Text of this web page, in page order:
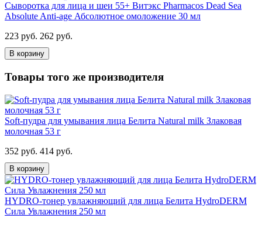
Сыворотка для лица и шеи 55+ Витэкс Pharmacos Dead Sea
Absolute Anti-age Абсолютное омоложение 30 мл
223 руб. 262 руб.
В корзину
Товары того же производителя
Soft-пудра для умывания лица Белита Natural milk Злаковая
молочная 53 г
352 руб. 414 руб.
В корзину
HYDRO-тонер увлажняющий для лица Белита HydroDERM
Сила Увлажнения 250 мл